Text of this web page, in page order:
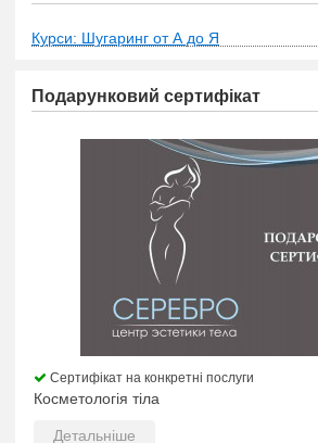
Курси: Шугаринг от А до Я
Подарунковий сертифікат
Сертифікат на конкретні послуги
Косметологія тіла
Детальніше